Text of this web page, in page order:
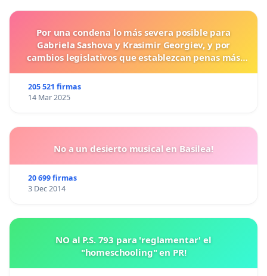
Por una condena lo más severa posible para
Gabriela Sashova y Krasimir Georgiev, y por
cambios legislativos que establezcan penas más
205 521 firmas
14 Mar 2025
No a un desierto musical en Basilea!
20 699 firmas
3 Dec 2014
NO al P.S. 793 para 'reglamentar' el
"homeschooling" en PR!